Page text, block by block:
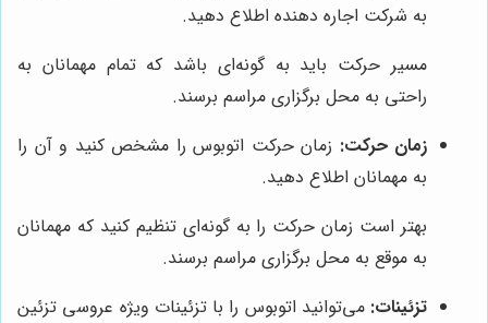
به شرکت اجاره دهنده اطلاع دهید.
مسیر حرکت باید به گونه‌ای باشد که تمام مهمانان به
راحتی به محل برگزاری مراسم برسند.
زمان حرکت: زمان حرکت اتوبوس را مشخص کنید و آن را
به مهمانان اطلاع دهید.
بهتر است زمان حرکت را به گونه‌ای تنظیم کنید که مهمانان
به موقع به محل برگزاری مراسم برسند.
تزئینات: می‌توانید اتوبوس را با تزئینات ویژه عروسی تزئین